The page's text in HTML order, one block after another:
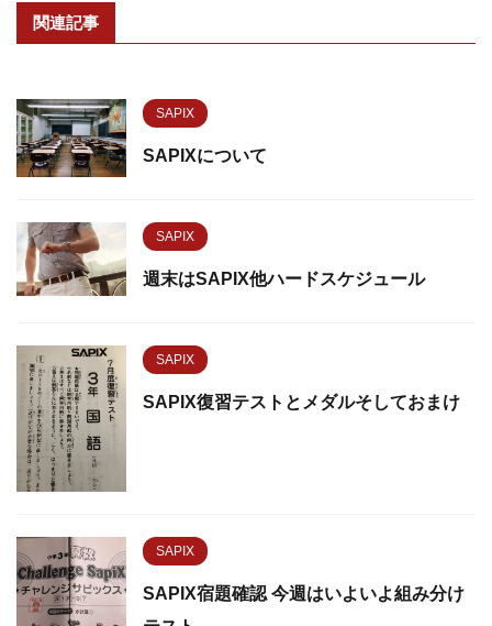
関連記事
SAPIX
SAPIXについて
SAPIX
週末はSAPIX他ハードスケジュール
SAPIX
SAPIX復習テストとメダルそしておまけ
SAPIX
SAPIX宿題確認 今週はいよいよ組み分け